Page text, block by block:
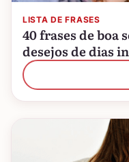
LISTA DE FRASES
40 frases de boa
desejos de dias